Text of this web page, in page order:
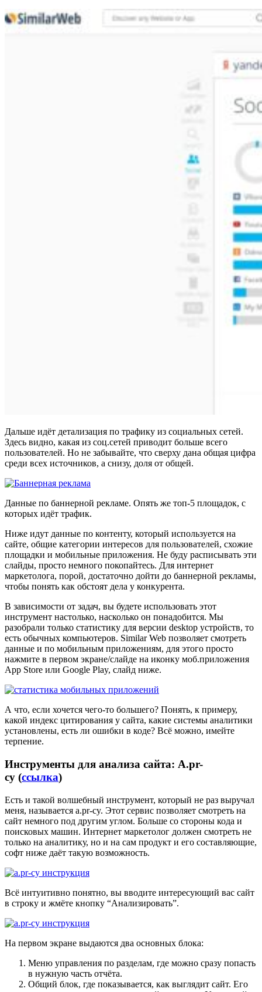
Дальше идёт детализация по трафику из социальных сетей.
Здесь видно, какая из соц.сетей приводит больше всего
пользователей. Но не забывайте, что сверху дана общая цифра
среди всех источников, а снизу, доля от общей.
Данные по баннерной рекламе. Опять же топ-5 площадок, с
которых идёт трафик.
Ниже идут данные по контенту, который используется на
сайте, общие категории интересов для пользователей, схожие
площадки и мобильные приложения. Не буду расписывать эти
слайды, просто немного покопайтесь. Для интернет
маркетолога, порой, достаточно дойти до баннерной рекламы,
чтобы понять как обстоят дела у конкурента.
В зависимости от задач, вы будете использовать этот
инструмент настолько, насколько он понадобится. Мы
разобрали только статистику для версии desktop устройств, то
есть обычных компьютеров. Similar Web позволяет смотреть
данные и по мобильным приложениям, для этого просто
нажмите в первом экране/слайде на иконку моб.приложения
App Store или Google Play, слайд ниже.
А что, если хочется чего-то большего? Понять, к примеру,
какой индекс цитирования у сайта, какие системы аналитики
установлены, есть ли ошибки в коде? Всё можно, имейте
терпение.
Инструменты для анализа сайта: A.pr-
cy (ссылка)
Есть и такой волшебный инструмент, который не раз выручал
меня, называется a.pr-cy. Этот сервис позволяет смотреть на
сайт немного под другим углом. Больше со стороны кода и
поисковых машин. Интернет маркетолог должен смотреть не
только на аналитику, но и на сам продукт и его составляющие,
софт ниже даёт такую возможность.
Всё интуитивно понятно, вы вводите интересующий вас сайт
в строку и жмёте кнопку “Анализировать”.
На первом экране выдаются два основных блока:
Меню управления по разделам, где можно сразу попасть
в нужную часть отчёта.
Общий блок, где показывается, как выглядит сайт. Его